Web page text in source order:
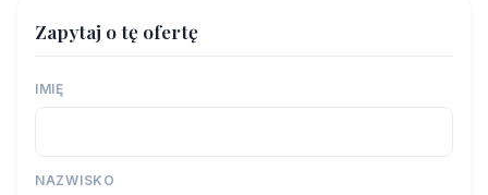
Zapytaj o tę ofertę
IMIĘ
NAZWISKO